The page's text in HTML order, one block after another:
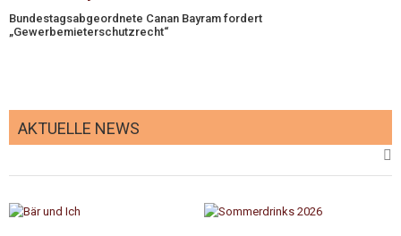
Bundestagsabgeordnete Canan Bayram fordert
„Gewerbemieterschutzrecht“
AKTUELLE NEWS